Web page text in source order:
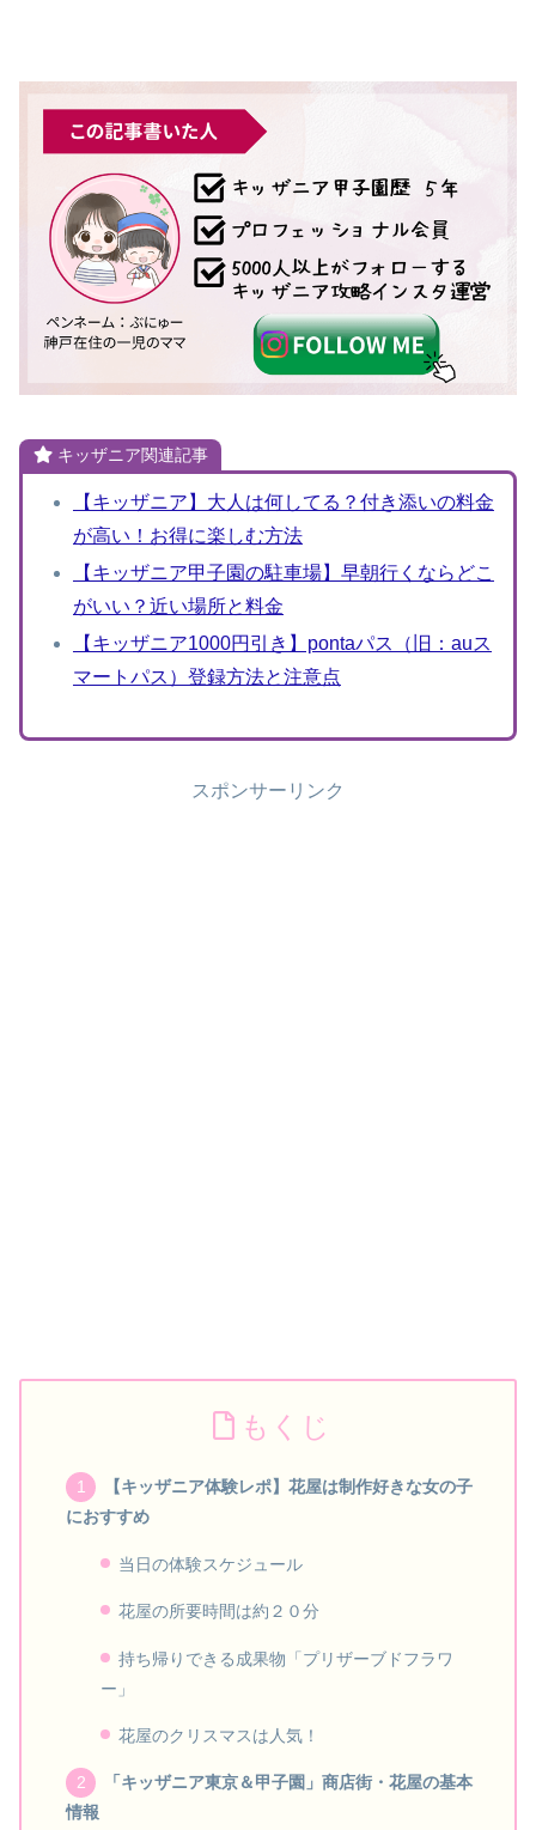
キッザニア関連記事
【キッザニア】大人は何してる？付き添いの料金
が高い！お得に楽しむ方法
【キッザニア甲子園の駐車場】早朝行くならどこ
がいい？近い場所と料金
【キッザニア1000円引き】pontaパス（旧：auス
マートパス）登録方法と注意点
スポンサーリンク
もくじ
【キッザニア体験レポ】花屋は制作好きな女の子
におすすめ
当日の体験スケジュール
花屋の所要時間は約２０分
持ち帰りできる成果物「プリザーブドフラワ
ー」
花屋のクリスマスは人気！
「キッザニア東京＆甲子園」商店街・花屋の基本
情報